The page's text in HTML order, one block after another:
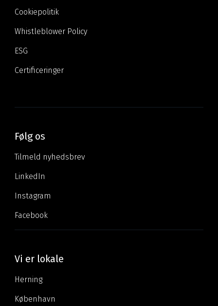
Cookiepolitik
Whistleblower Policy
ESG
Certificeringer
Følg os
Tilmeld nyhedsbrev
LinkedIn
Instagram
Facebook
Vi er lokale
Herning
København